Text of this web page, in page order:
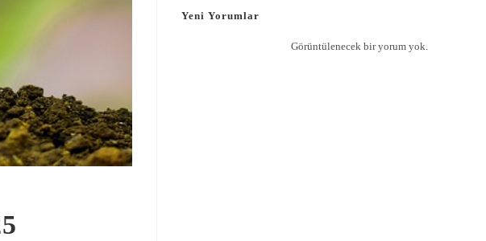
Yeni Yorumlar
Görüntülenecek bir yorum yok.